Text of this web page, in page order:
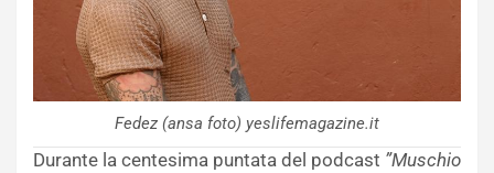
Fedez (ansa foto) yeslifemagazine.it
Durante la centesima puntata del podcast ”Muschio